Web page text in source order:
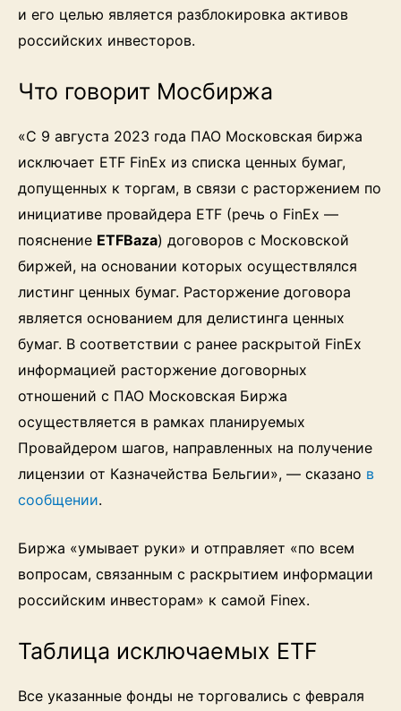
и его целью является разблокировка активов
российских инвесторов.
Что говорит Мосбиржа
«С 9 августа 2023 года ПАО Московская биржа
исключает ETF FinEx из списка ценных бумаг,
допущенных к торгам, в связи с расторжением по
инициативе провайдера ETF (речь о FinEx —
пояснение ETFBaza) договоров с Московской
биржей, на основании которых осуществлялся
листинг ценных бумаг. Расторжение договора
является основанием для делистинга ценных
бумаг. В соответствии с ранее раскрытой FinEx
информацией расторжение договорных
отношений с ПАО Московская Биржа
осуществляется в рамках планируемых
Провайдером шагов, направленных на получение
лицензии от Казначейства Бельгии», — сказано в
сообщении.
Биржа «умывает руки» и отправляет «по всем
вопросам, связанным с раскрытием информации
российским инвесторам» к самой Finex.
Таблица исключаемых ETF
Все указанные фонды не торговались с февраля